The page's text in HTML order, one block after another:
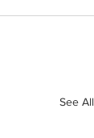
See All